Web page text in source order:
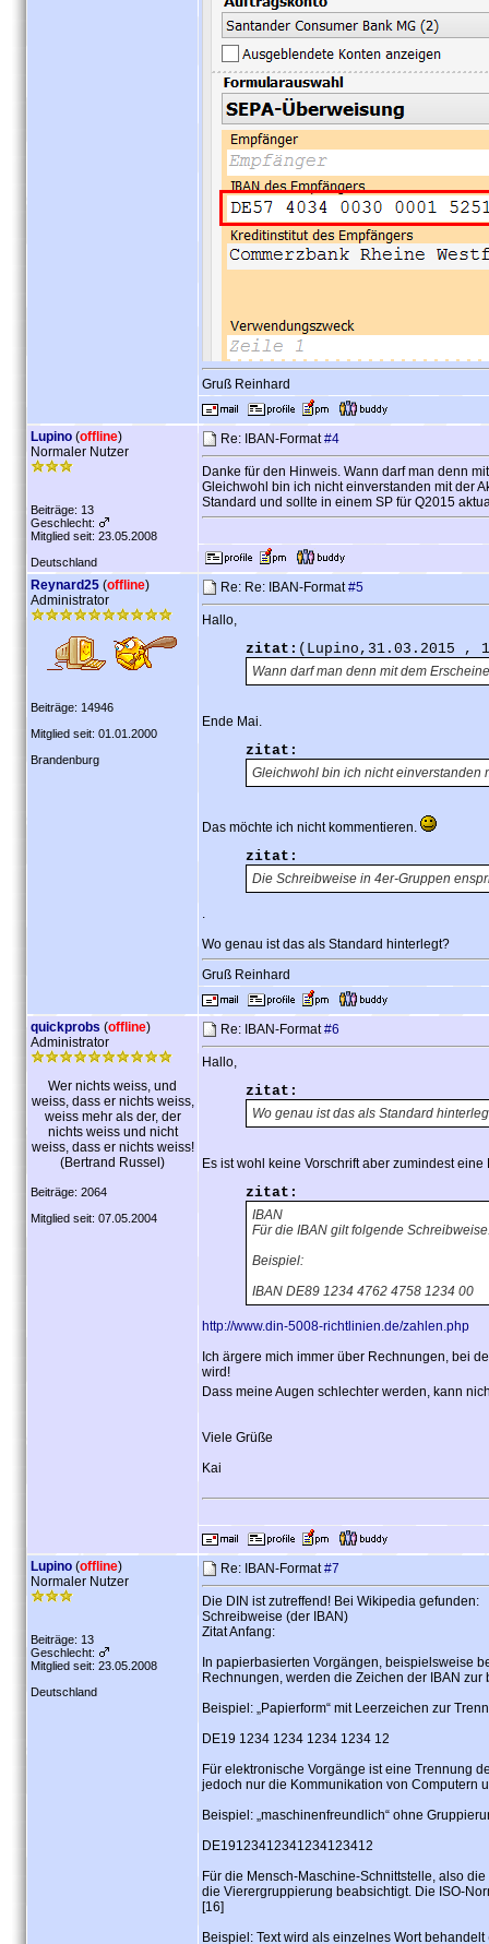
Gruß Reinhard
Lupino (offline)
Normaler Nutzer
Beiträge: 13
Geschlecht:
Mitglied seit: 23.05.2008
Deutschland
Re: IBAN-Format#4
Danke für den Hinweis. Wann darf man denn
Gleichwohl bin ich nicht einverstanden mit der
Standard und sollte in einem SP für Q2015
Reynard25 (offline)
Administrator
Beiträge: 14946
Mitglied seit: 01.01.2000
Brandenburg
Re: Re: IBAN-Format#5
Hallo,
zitat: (Lupino,31.03.2015 ,
Wann darf man denn mit dem
Ende Mai.
zitat:
Gleichwohl bin ich nicht einverstanden
Das möchte ich nicht kommentieren.
zitat:
Die Schreibweise in 4er-Gruppen
.
Wo genau ist das als Standard hinterlegt?
Gruß Reinhard
quickprobs (offline)
Administrator
Wer nichts weiss, und
weiss, dass er nichts weiss,
weiss mehr als der, der
nichts weiss und nicht
weiss, dass er nichts weiss!
(Bertrand Russel)
Beiträge: 2064
Mitglied seit: 07.05.2004
Re: IBAN-Format#6
Hallo,
zitat:
Wo genau ist das als Standard
Es ist wohl keine Vorschrift aber zumindest
zitat:
IBAN
Für die IBAN gilt folgende
Beispiel:
IBAN DE89 1234 4762 4758 1234 00
http://www.din-5008-richtlinien.de/zahlen.php
Ich ärgere mich immer über Rechnungen, bei
wird!
Dass meine Augen schlechter werden, kann
Viele Grüße
Kai
Lupino (offline)
Normaler Nutzer
Beiträge: 13
Geschlecht:
Mitglied seit: 23.05.2008
Deutschland
Re: IBAN-Format#7
Die DIN ist zutreffend! Bei Wikipedia gefunden:
Schreibweise (der IBAN)
Zitat Anfang:
In papierbasierten Vorgängen, beispielsweise
Rechnungen, werden die Zeichen der IBAN
Beispiel: „Papierform“ mit Leerzeichen zur
DE19 1234 1234 1234 1234 12
Für elektronische Vorgänge ist eine Trennung
jedoch nur die Kommunikation von Computern
Beispiel: „maschinenfreundlich“ ohne
DE19123412341234123412
Für die Mensch-Maschine-Schnittstelle, also
die Vierergruppierung beabsichtigt. Die ISO-
[16]
Beispiel: Text wird als einzelnes Wort